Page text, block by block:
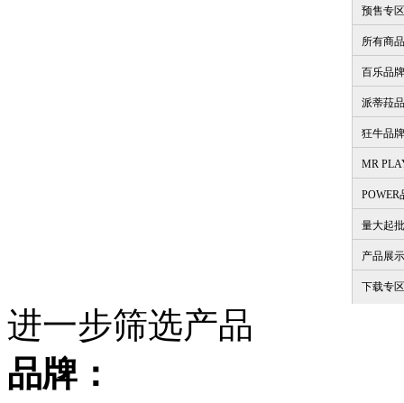
预售专区
所有商品
百乐品牌
派蒂菈
狂牛品牌
MR
POWER
量大起批
产品展
下载专区
进一步筛选产品
品牌：